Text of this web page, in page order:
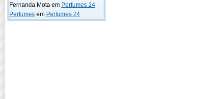
Fernanda Mota em Perfumes 24
Perfumes em Perfumes 24